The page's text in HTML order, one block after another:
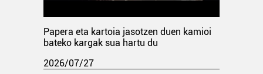
Papera eta kartoia jasotzen duen kamioi
bateko kargak sua hartu du
2026/07/27